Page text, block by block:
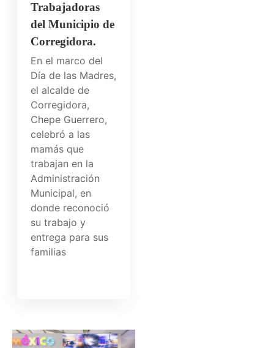
Trabajadoras
del Municipio de
Corregidora.
En el marco del
Día de las Madres,
el alcalde de
Corregidora,
Chepe Guerrero,
celebró a las
mamás que
trabajan en la
Administración
Municipal, en
donde reconoció
su trabajo y
entrega para sus
familias